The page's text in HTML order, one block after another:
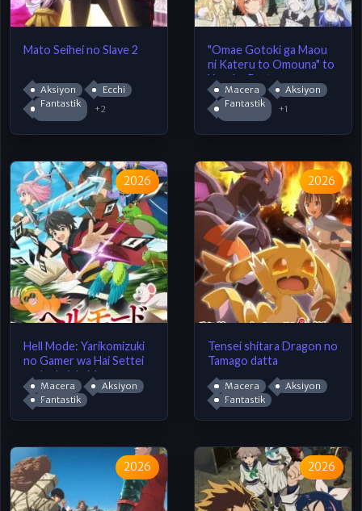
Mato Seihei no Slave 2
Aksiyon
Ecchi
Fantastik
+2
"Omae Gotoki ga Maou
ni Kateru to Omouna" to
Yuusha Party wo
Tsuihou sareta node,
Outo de Kimama ni
Kurashitai
Macera
Aksiyon
Fantastik
+1
2026
Hell Mode: Yarikomizuki
no Gamer wa Hai Settei
no Isekai de Musou suru
Macera
Aksiyon
Fantastik
2026
Tensei shitara Dragon no
Tamago datta
Macera
Aksiyon
Fantastik
2026 2026